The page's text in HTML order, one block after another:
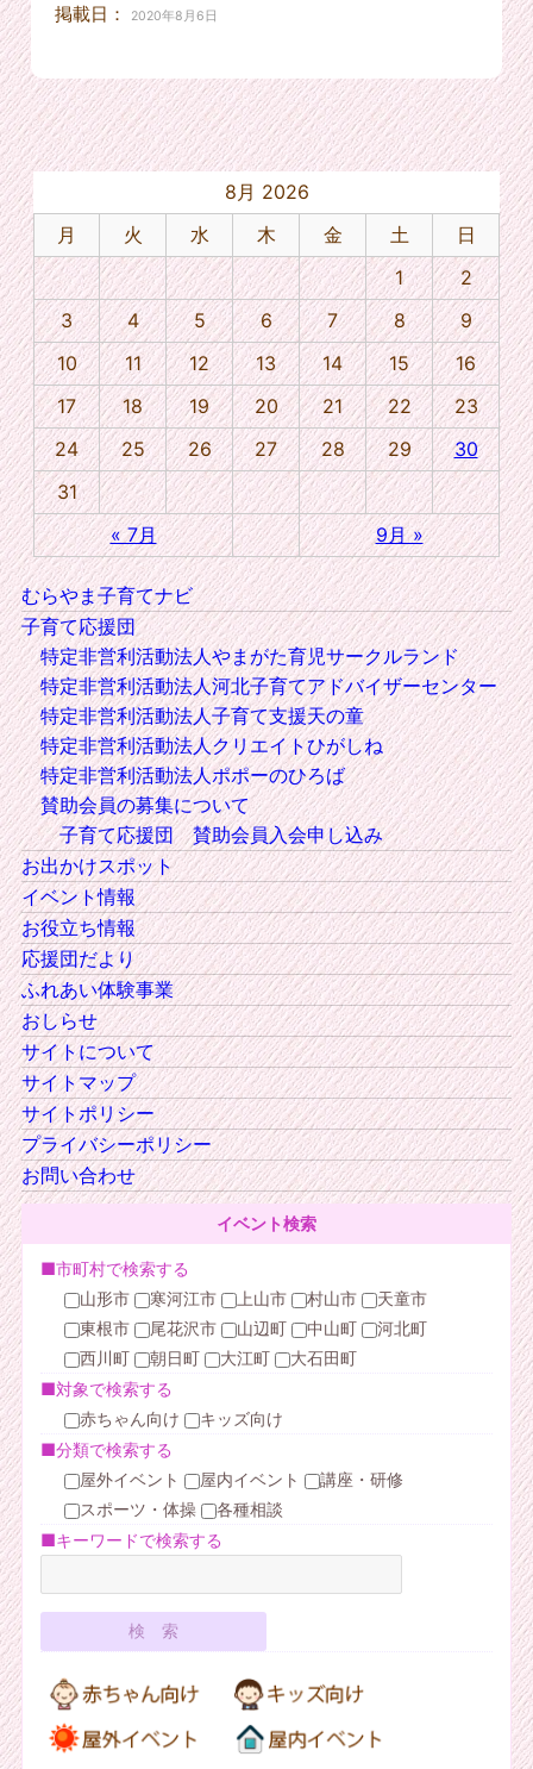
掲載日： 2020年8月6日
8月 2026
月
火 水 木 金 土
日
1
2
3
4 5 6 7 8
9
10
11 12 13 14 15
16
17
18 19 20 21 22
23
24
25 26 27 28 29
30
31
« 7月
9月 »
むらやま子育てナビ
子育て応援団
特定非営利活動法人やまがた育児サークルランド
特定非営利活動法人河北子育てアドバイザーセンター
特定非営利活動法人子育て支援天の童
特定非営利活動法人クリエイトひがしね
特定非営利活動法人ポポーのひろば
賛助会員の募集について
子育て応援団 賛助会員入会申し込み
お出かけスポット
イベント情報
お役立ち情報
応援団だより
ふれあい体験事業
おしらせ
サイトについて
サイトマップ
サイトポリシー
プライバシーポリシー
お問い合わせ
イベント検索
■市町村で検索する
山形市
寒河江市 上山市 村山市
天童市
東根市
尾花沢市 山辺町 中山町
河北町
西川町
朝日町 大江町
大石田町
■対象で検索する
赤ちゃん向け
キッズ向け
■分類で検索する
屋外イベント
屋内イベント
講座・研修
スポーツ・体操
各種相談
■キーワードで検索する